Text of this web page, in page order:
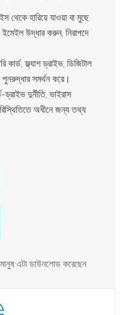
থেকে হারিয়ে যাওয়া বা মুছে
উদ্ধার করুন, নিরাপদে
কার্ড, ফ্ল্যাশ ড্রাইভ, ডিজিটাল
সমর্থন করে।
দুর্নীতি, ভাইরাস
অধীনে জন্য তথ্য
মানুষ এটা ডাউনলোড করেছেন